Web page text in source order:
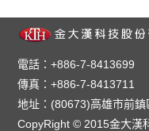
電話：+886-7-8413699
傳真：+886-7-8413711
地址：(80673)高雄市前
CopyRight © 2015金大漢